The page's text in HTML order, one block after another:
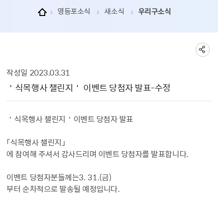
영등포소식 새소식 우리구소식
작성일 2023.03.31
＇식목행사 챌린지＇ 이벤트 당첨자 발표-수정
＇ 식목행사 챌린지 ＇ 이벤트 당첨자 발표
「식목행사 챌린지 」
에 참여해 주셔서 감사드리며 이벤트 당첨자를 발표합니다.
이벤트 당첨자분들께는3. 31.(금)
부터 순차적으로 발송될 예정입니다.